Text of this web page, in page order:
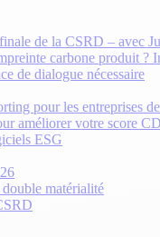
de la CSRD – avec
carbone produit ?
de dialogue nécessaire
pour les entreprises
améliorer votre score
ESG
matérialité